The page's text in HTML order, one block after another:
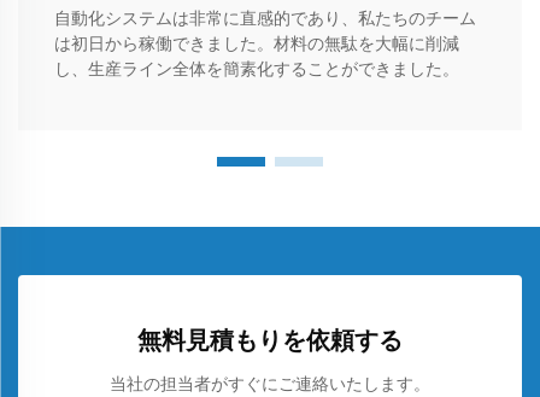
自動化システムは非常に直感的であり、私たちのチーム
は初日から稼働できました。材料の無駄を大幅に削減
し、生産ライン全体を簡素化することができました。
無料見積もりを依頼する
当社の担当者がすぐにご連絡いたします。